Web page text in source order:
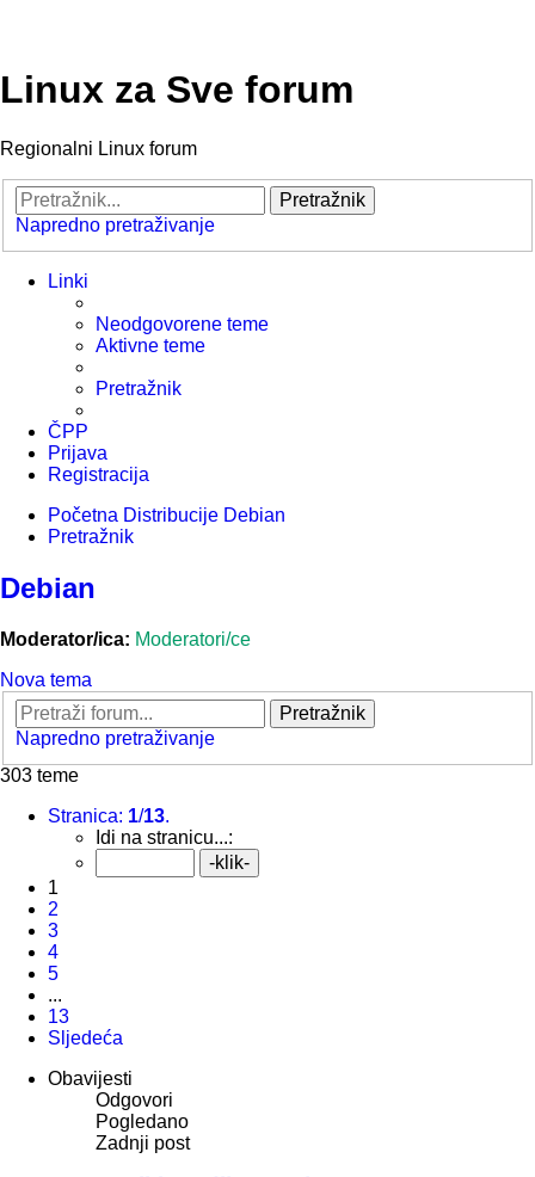
Linux za Sve forum
Regionalni Linux forum
Pretražnik
Napredno pretraživanje
Linki
Neodgovorene teme
Aktivne teme
Pretražnik
ČPP
Prijava
Registracija
Početna Distribucije Debian
Pretražnik
Debian
Moderator/ica: Moderatori/ce
Nova tema
Pretražnik
Napredno pretraživanje
303 teme
Stranica: 1/13.
Idi na stranicu...:
1
2
3
4
5
...
13
Sljedeća
Obavijesti
Odgovori
Pogledano
Zadnji post